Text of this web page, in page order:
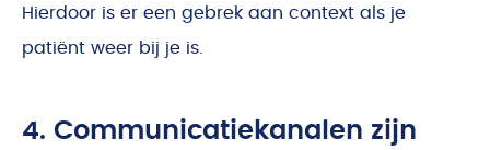
Hierdoor is er een gebrek aan context als je
patiënt weer bij je is.
4. Communicatiekanalen zijn